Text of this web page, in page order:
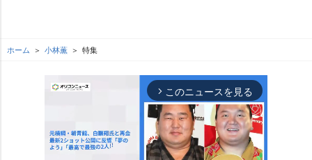
ホーム 小林薫 特集
arrow_forward_ios このニュースを見る